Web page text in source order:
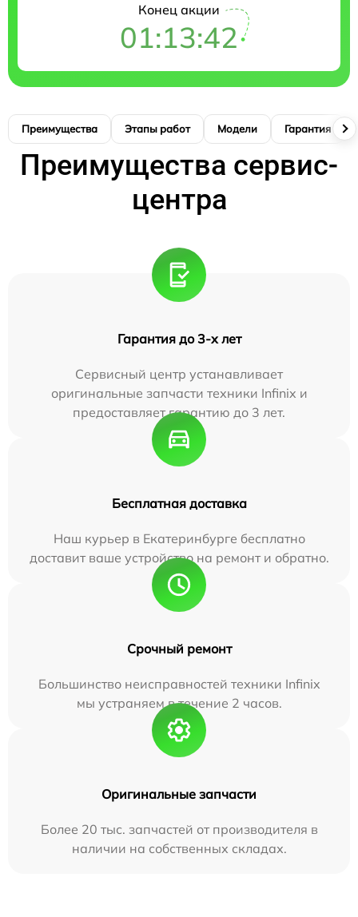
Конец акции
01:13:41
Преимущества Этапы работ Модели Гарантия
Преимущества сервис-
центра
Гарантия до 3-х лет
Сервисный центр устанавливает
оригинальные запчасти техники Infinix и
предоставляет гарантию до 3 лет.
Бесплатная доставка
Наш курьер в Екатеринбурге бесплатно
доставит ваше устройство на ремонт и обратно.
Срочный ремонт
Большинство неисправностей техники Infinix
мы устраняем в течение 2 часов.
Оригинальные запчасти
Более 20 тыс. запчастей от производителя в
наличии на собственных складах.